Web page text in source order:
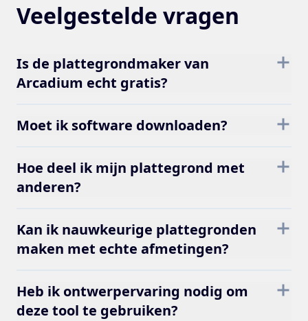
Veelgestelde vragen
Is de plattegrondmaker van
Arcadium echt gratis?
Moet ik software downloaden?
Hoe deel ik mijn plattegrond met
anderen?
Kan ik nauwkeurige plattegronden
maken met echte afmetingen?
Heb ik ontwerpervaring nodig om
deze tool te gebruiken?